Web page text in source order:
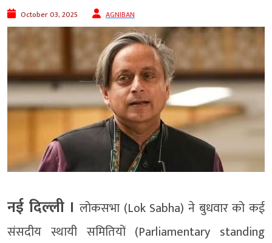
October 03, 2025 AGNIBAN
नई दिल्‍ली । लोकसभा (Lok Sabha) ने बुधवार को कई
संसदीय स्थायी समितियों (Parliamentary standing